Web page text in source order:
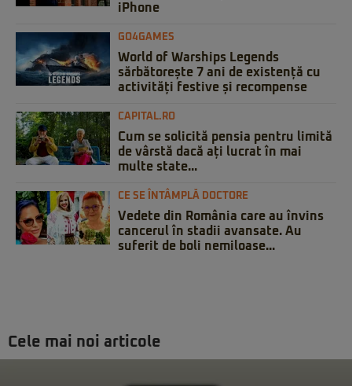
iPhone
GO4GAMES
World of Warships Legends
sărbătorește 7 ani de existență cu
activități festive și recompense
CAPITAL.RO
Cum se solicită pensia pentru limită
de vârstă dacă ați lucrat în mai
multe state...
CE SE ÎNTÂMPLĂ DOCTORE
Vedete din România care au învins
cancerul în stadii avansate. Au
suferit de boli nemiloase...
Cele mai noi articole